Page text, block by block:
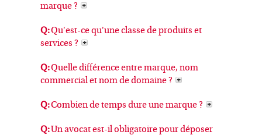
marque ?
Q:Qu'est-ce qu'une classe de produits et
services ?
Q:Quelle différence entre marque, nom
commercial et nom de domaine ?
Q:Combien de temps dure une marque ?
Q:Un avocat est-il obligatoire pour déposer